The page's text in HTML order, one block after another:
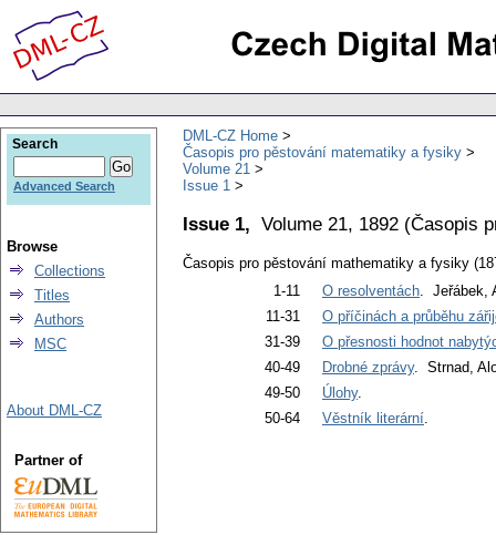
DML-CZ Home
Časopis pro pěstování matematiky a fysiky
Volume 21
Issue 1
Issue 1, Volume 21, 1892 (Časopis
Časopis pro pěstování mathematiky a fysiky
1-11
O resolventách. Jeřábek,
11-31
O příčinách a průběhu
31-39
O přesnosti hodnot
40-49
Drobné zprávy. Strnad,
49-50
Úlohy.
50-64
Věstník literární.
Search
Advanced Search
Browse
Collections
Titles
Authors
MSC
About DML-CZ
Partner of